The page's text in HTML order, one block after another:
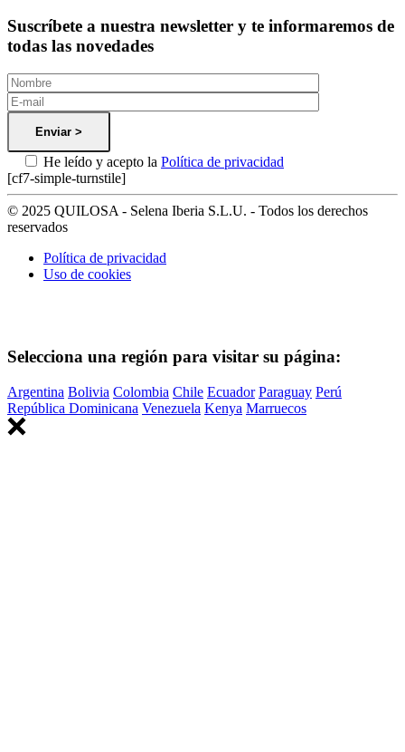
Suscríbete a nuestra newsletter y te informaremos de
todas las novedades
He leído y acepto la Política de privacidad
[cf7-simple-turnstile]
© 2025 QUILOSA - Selena Iberia S.L.U. - Todos los derechos
reservados
Política de privacidad
Uso de cookies
Selecciona una región para visitar su página:
Argentina Bolivia Colombia Chile Ecuador Paraguay Perú
República Dominicana Venezuela Kenya Marruecos